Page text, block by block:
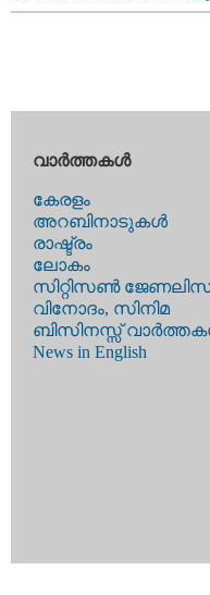
വാര്‍ത്തകള്‍
കേരളം
അറബിനാടുകള്‍
രാഷ്ട്രം
ലോകം
സിറ്റിസണ്‍
വിനോദം, സിനിമ
ബിസിനസ്സ്
News in English